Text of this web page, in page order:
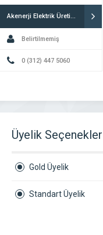
Akenerji Elektrik Üretim A.Ş. Ankara
Belirtilmemiş
0 (312) 447 5060
Üyelik
Gold Üyelik
Standart Üyelik